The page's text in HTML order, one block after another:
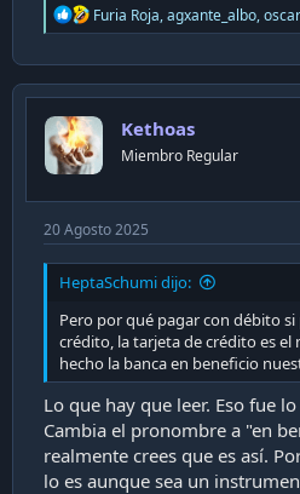
R
e
c
t
o
n
s
Furia Roja,agxante_albo,
Kethoas
Miembro Regular
20 Agosto 2025
HeptaSchumi dijo:
Pero por qué pagar con débito
crédito, la tarjeta de crédito es
hecho la banca en beneficio
Lo que hay que leer. Eso fue
Cambia el pronombre a "en
realmente crees que es así.
lo es aunque sea un